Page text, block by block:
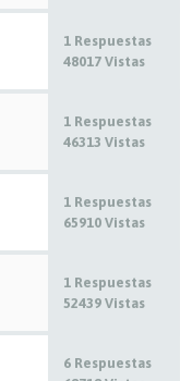
1 Respuestas
48017 Vistas
1 Respuestas
46313 Vistas
1 Respuestas
65910 Vistas
1 Respuestas
52439 Vistas
6 Respuestas